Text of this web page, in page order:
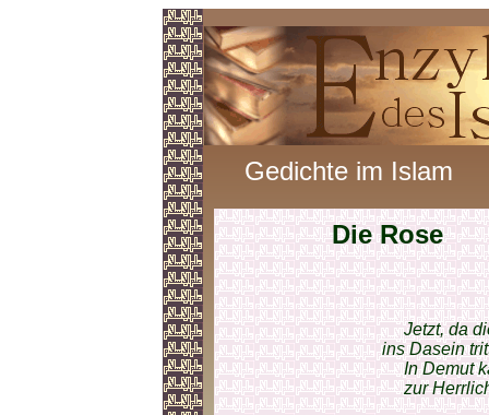
Gedichte im Islam
Die Rose
Jetzt, da
ins Dasein
In Demut
zur